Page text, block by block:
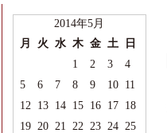
2014年5月
月
火 水 木 金 土 日
1 2 3
4
5
6 7 8 9 10 11
12 13 14 15 16 17 18
19 20 21 22 23 24 25